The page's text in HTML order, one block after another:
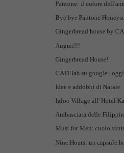
Pantone: il colore
Bye bye Pantone
Gingerbread house by
Auguri!!!
Gingerbread House!
CAFElab su google..
Idee e addobbi di Natale
Igloo Village all' Hotel
Ambasciata delle
Must for Men: cuoio
Nine Hours: un capsule